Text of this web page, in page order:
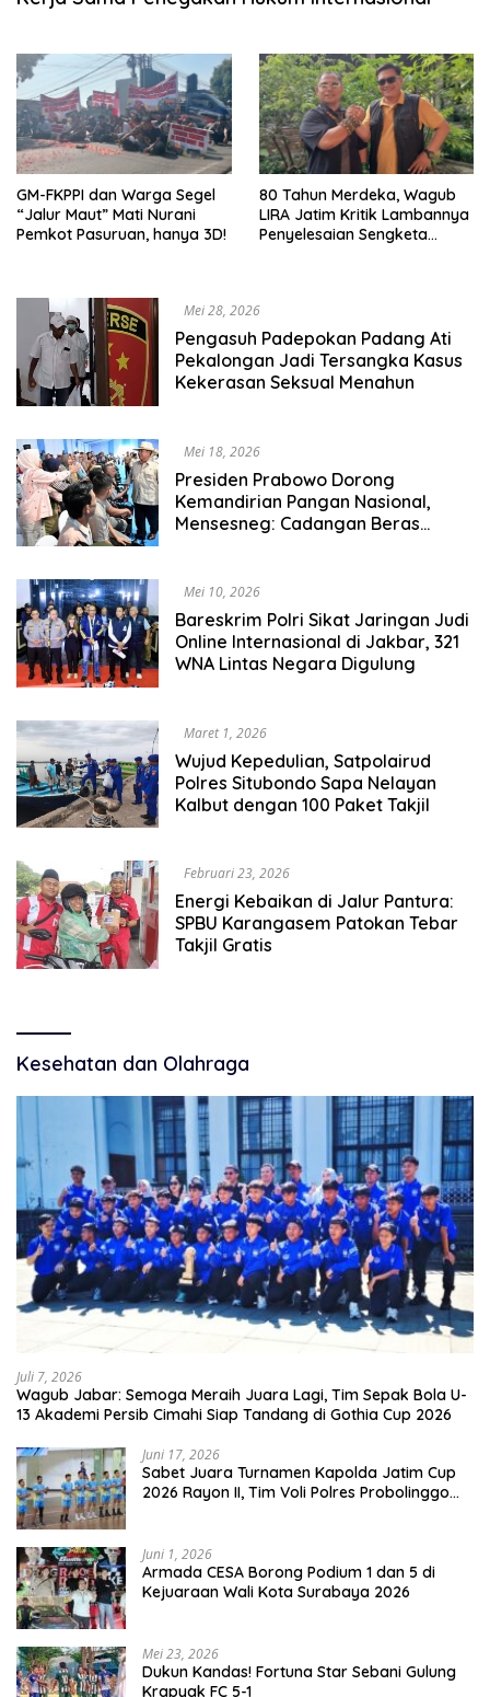
GM-FKPPI dan Warga Segel
“Jalur Maut” Mati Nurani
Pemkot Pasuruan, hanya 3D!
80 Tahun Merdeka, Wagub
LIRA Jatim Kritik Lambannya
Penyelesaian Sengketa
Mei 28, 2026
Pengasuh Padepokan Padang Ati
Pekalongan Jadi Tersangka Kasus
Kekerasan Seksual Menahun
Mei 18, 2026
Presiden Prabowo Dorong
Kemandirian Pangan Nasional,
Mensesneg: Cadangan Beras
Mei 10, 2026
Bareskrim Polri Sikat Jaringan Judi
Online Internasional di Jakbar, 321
WNA Lintas Negara Digulung
Maret 1, 2026
Wujud Kepedulian, Satpolairud
Polres Situbondo Sapa Nelayan
Kalbut dengan 100 Paket Takjil
Februari 23, 2026
Energi Kebaikan di Jalur Pantura:
SPBU Karangasem Patokan Tebar
Takjil Gratis
Kesehatan dan Olahraga
Juli 7, 2026
Wagub Jabar: Semoga Meraih Juara Lagi, Tim Sepak Bola U-
13 Akademi Persib Cimahi Siap Tandang di Gothia Cup 2026
Juni 17, 2026
Sabet Juara Turnamen Kapolda Jatim Cup
2026 Rayon II, Tim Voli Polres Probolinggo
Juni 1, 2026
Armada CESA Borong Podium 1 dan 5 di
Kejuaraan Wali Kota Surabaya 2026
Mei 23, 2026
Dukun Kandas! Fortuna Star Sebani Gulung
Krapyak FC 5-1